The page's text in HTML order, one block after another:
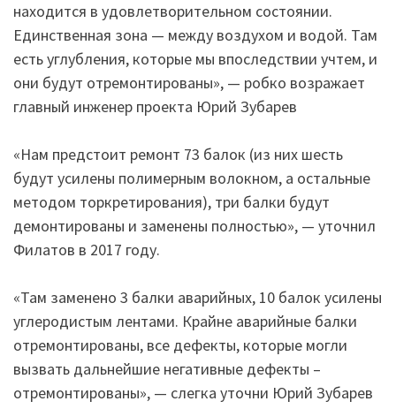
находится в удовлетворительном состоянии.
Единственная зона — между воздухом и водой. Там
есть углубления, которые мы впоследствии учтем, и
они будут отремонтированы», — робко возражает
главный инженер проекта Юрий Зубарев
«Нам предстоит ремонт 73 балок (из них шесть
будут усилены полимерным волокном, а остальные
методом торкретирования), три балки будут
демонтированы и заменены полностью», — уточнил
Филатов в 2017 году.
«Там заменено 3 балки аварийных, 10 балок усилены
углеродистым лентами. Крайне аварийные балки
отремонтированы, все дефекты, которые могли
вызвать дальнейшие негативные дефекты –
отремонтированы», — слегка уточни Юрий Зубарев